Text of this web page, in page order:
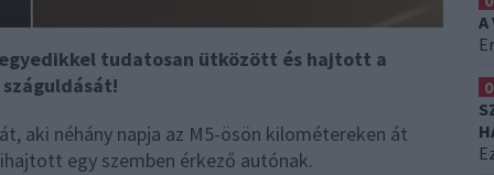
tudatosan ütközött és hajtott a
aki néhány napja az M5-ösön kilométereken át
egy szemben érkező autónak.
A